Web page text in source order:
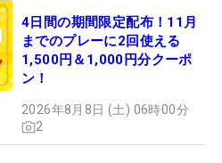
4日間の期間限定配布！11月
までのプレーに2回使える
1,500円＆1,000円分クーポ
ン！
2026年8月8日 (土) 06時00分
2